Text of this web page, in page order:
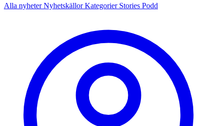
Alla nyheterNyhetskällorKategorier Stories Podd